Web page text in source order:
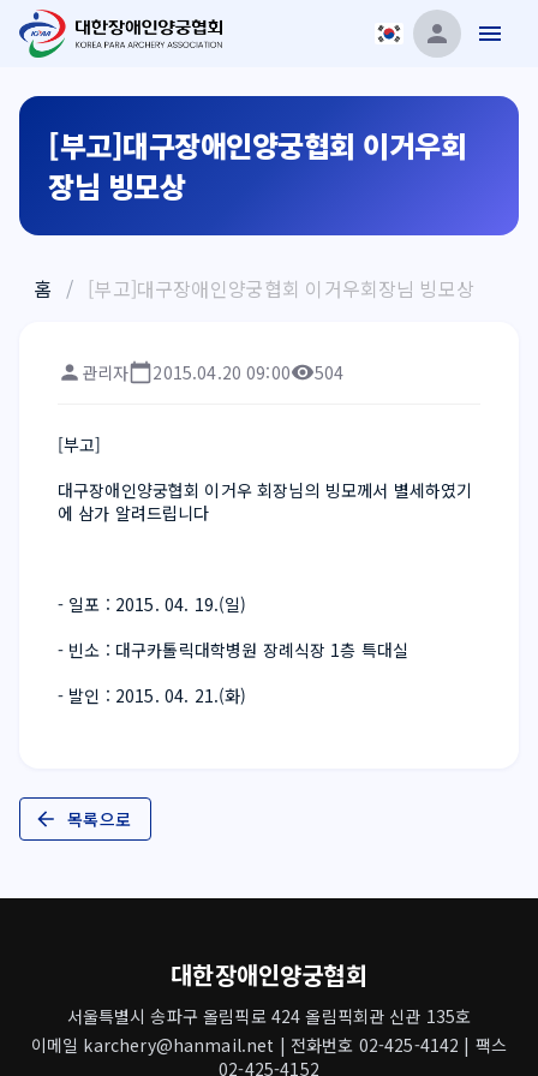
[부고]대구장애인양궁협회 이거우회
장님 빙모상
홈 / [부고]대구장애인양궁협회 이거우회장님 빙모상
관리자 2015.04.20 09:00 504
[부고]
대구장애인양궁협회 이거우 회장님의 빙모께서 별세하였기
에 삼가 알려드립니다
- 일포 : 2015. 04. 19.(일)
- 빈소 : 대구카톨릭대학병원 장례식장 1층 특대실
- 발인 : 2015. 04. 21.(화)
목록으로
대한장애인양궁협회
서울특별시 송파구 올림픽로 424 올림픽회관 신관 135호
이메일 karchery@hanmail.net | 전화번호 02-425-4142 | 팩스
02-425-4152